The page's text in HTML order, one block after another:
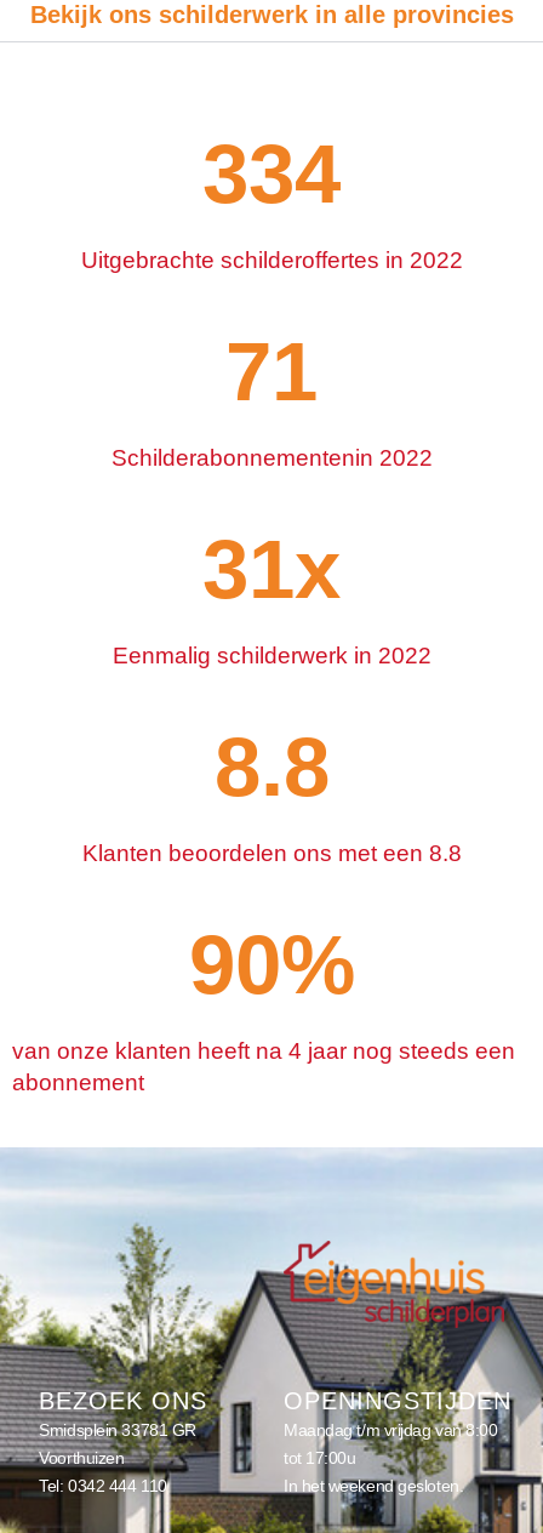
Bekijk ons schilderwerk in alle provincies
Uitgebrachte schilderoffertes in 2022
334
Schilderabonnementenin 2022
101
Eenmalig schilderwerk in 2022
34x
Klanten beoordelen ons met een 8.8
8.8
van onze klanten heeft na 4 jaar nog steeds een
abonnement
90%
BEZOEK ONS
Smidsplein 33781 GR
Voorthuizen
Tel:0342 444 110
OPENINGSTIJDEN
Maandag t/m vrijdag van 8:00
tot 17:00u
In het weekend gesloten.